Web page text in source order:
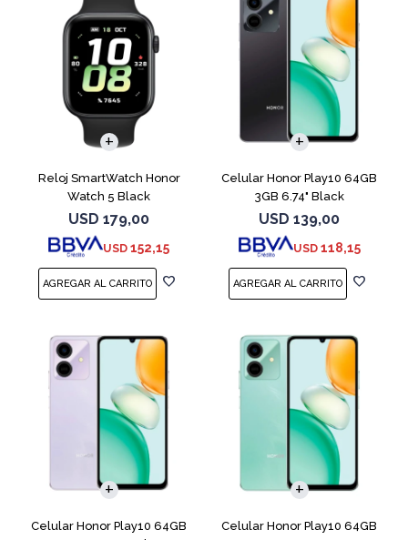
Reloj SmartWatch Honor
Watch 5 Black
USD 179,00
USD 152,15
Celular Honor Play10 64GB
3GB 6.74" Black
USD 139,00
USD 118,15
COMPARAR
Celular Honor Play10 64GB
COMPARAR
Celular Honor Play10 64GB
COMPARAR